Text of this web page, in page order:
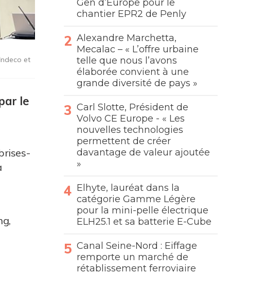
et
le
Gen d’Europe pour le
chantier EPR2 de Penly
Alexandre Marchetta,
Mecalac – « L’offre urbaine
telle que nous l’avons
élaborée convient à une
grande diversité de pays »
Carl Slotte, Président de
Volvo CE Europe - « Les
nouvelles technologies
permettent de créer
davantage de valeur ajoutée
»
Elhyte, lauréat dans la
catégorie Gamme Légère
pour la mini-pelle électrique
ELH25.1 et sa batterie E-Cube
Canal Seine-Nord : Eiffage
remporte un marché de
rétablissement ferroviaire